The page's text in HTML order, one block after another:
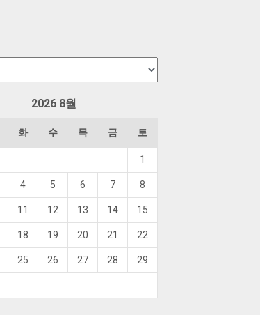
2026 8월
화 수 목 금 토
1
4 5 6 7 8
11 12 13 14 15
18 19 20 21 22
25 26 27 28 29